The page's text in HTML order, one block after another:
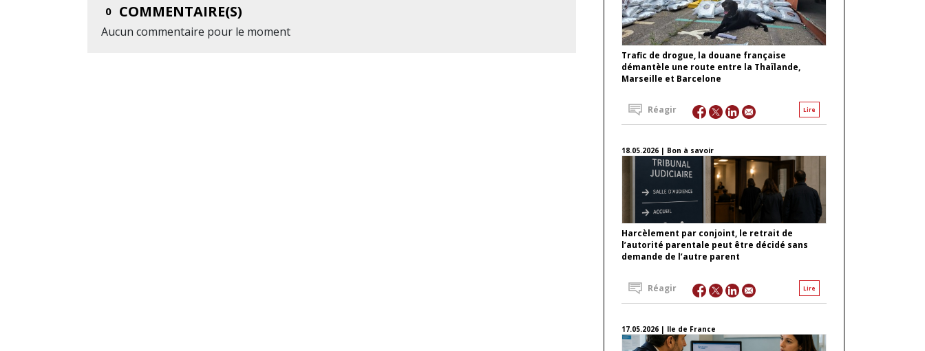
0 COMMENTAIRE(S)
Aucun commentaire pour le moment
Trafic de drogue, la douane française
démantèle une route entre la Thaïlande,
Marseille et Barcelone
Lire
Réagir
18.05.2026 | Bon à savoir
Harcèlement par conjoint, le retrait de
l’autorité parentale peut être décidé sans
demande de l’autre parent
Lire
Réagir
17.05.2026 | Ile de France